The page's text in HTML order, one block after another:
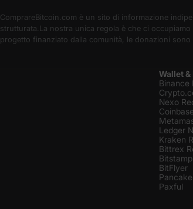
ComprareBitcoin.com è un sito di informazione
strutturata.La nostra unica regola è che ci
progetto finanziato dalla comunità, le donazioni
Wallet &
Binance
Nexo
Coinbase
Ledger
Kraken
Bittrex
Bitstamp
BitFlyer
Paxful